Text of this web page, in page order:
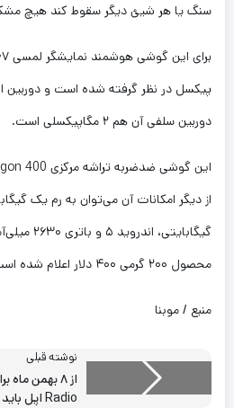
سنگ یا هر شیئ دیگر سقوط کند هیچ
دوربین سلفی آن هم ۲ مگاپیکسلی است.
محصول ۲۰۰ گرمی ۴۰۰ دلار اعلام شده است.
منبع / موبنا
نوشته قبلی
Radio اپل باید هزینه‌ اشتراک بپردازید